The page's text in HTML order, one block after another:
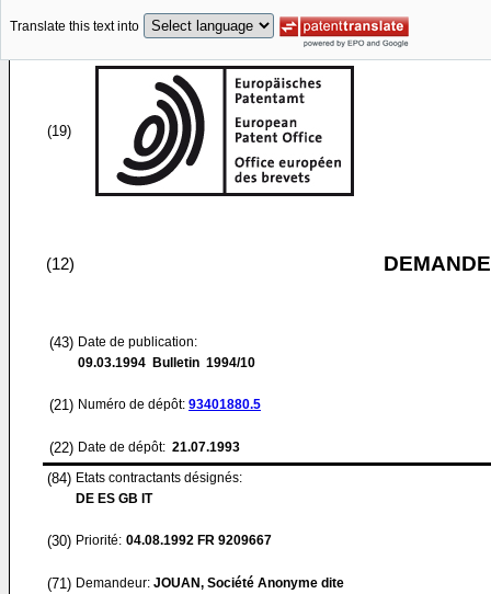
Translate this text into
(19)
(12)
(43) Date de publication:
09.03.1994 Bulletin 1994/10
(21) Numéro de dépôt: 93401880.5
(22) Date de dépôt: 21.07.1993
(84) Etats contractants désignés:
DE ES GB IT
(30) Priorité: 04.08.1992 FR 9209667
(71) Demandeur: JOUAN, Société Anonyme dite